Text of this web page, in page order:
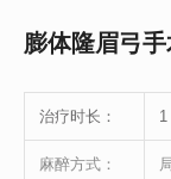
膨体隆眉弓
治疗时长：
麻醉方式：